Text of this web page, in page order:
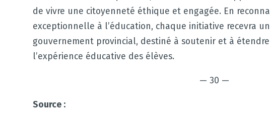
de vivre une citoyenneté éthique et engagée. En
exceptionnelle à l’éducation, chaque initiative recevra
gouvernement provincial, destiné à soutenir et à
l’expérience éducative des élèves.
— 30 —
Source :